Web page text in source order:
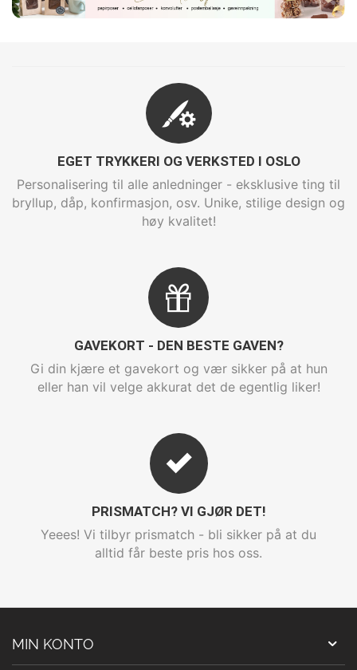
EGET TRYKKERI OG VERKSTED I OSLO
Personalisering til alle anledninger - eksklusive ting til
bryllup, dåp, konfirmasjon, osv. Unike, stilige design og
høy kvalitet!
GAVEKORT - DEN BESTE GAVEN?
Gi din kjære et gavekort og vær sikker på at hun
eller han vil velge akkurat det de egentlig liker!
PRISMATCH? VI GJØR DET!
Yeees! Vi tilbyr prismatch - bli sikker på at du
alltid får beste pris hos oss.
MIN KONTO